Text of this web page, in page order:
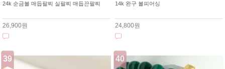
24k 순금볼 매듭팔찌 실팔찌 매듭끈팔찌
26,900원
14k 완구 볼피어싱
24,800원